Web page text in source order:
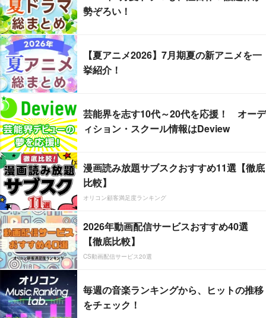
勢ぞろい！
【夏アニメ2026】7月期夏の新アニメを一
挙紹介！
芸能界を志す10代～20代を応援！ オーデ
ィション・スクール情報はDeview
漫画読み放題サブスクおすすめ11選【徹底
比較】
オリコン顧客満足度ランキング
2026年動画配信サービスおすすめ40選
【徹底比較】
CS動画配信サービス20選
毎週の音楽ランキングから、ヒットの推移
をチェック！